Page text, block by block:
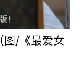
图/《最爱女